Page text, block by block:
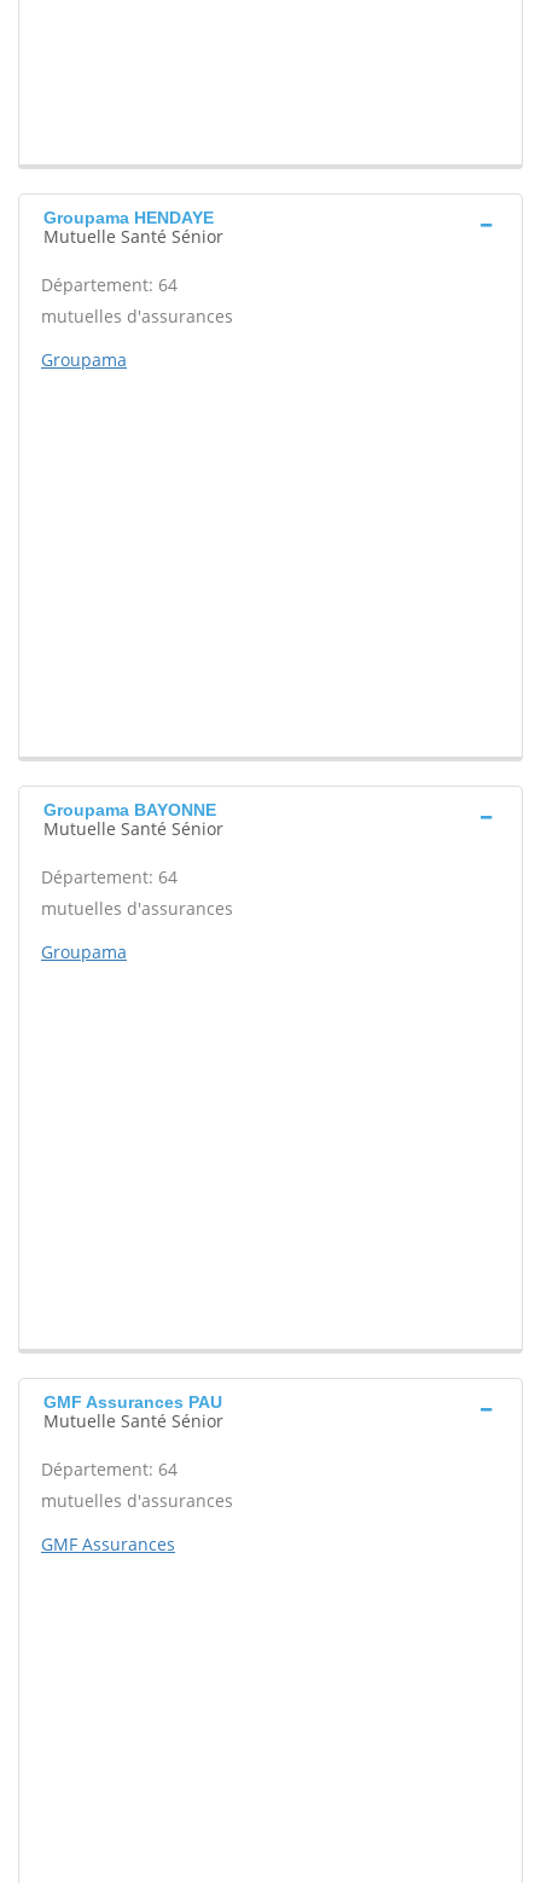
Groupama HENDAYE
Mutuelle Santé Sénior
Département: 64
mutuelles d'assurances
Groupama
Groupama BAYONNE
Mutuelle Santé Sénior
Département: 64
mutuelles d'assurances
Groupama
GMF Assurances PAU
Mutuelle Santé Sénior
Département: 64
mutuelles d'assurances
GMF Assurances